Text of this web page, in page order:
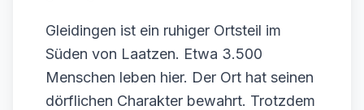
Gleidingen ist ein ruhiger Ortsteil im
Süden von Laatzen. Etwa 3.500
Menschen leben hier. Der Ort hat seinen
dörflichen Charakter bewahrt. Trotzdem